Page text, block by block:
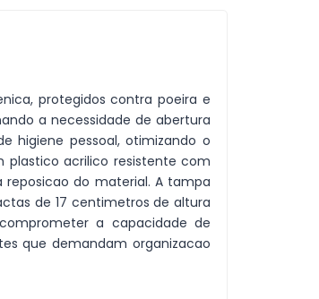
protegidos contra poeira e
a necessidade de abertura
higiene pessoal, otimizando o
plastico acrilico resistente com
do material. A tampa
de 17 centimetros de altura
a capacidade de
que demandam organizacao